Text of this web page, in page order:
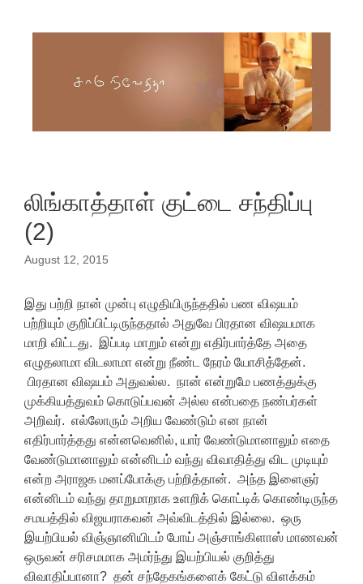
லிங்காத்தாள் குட்டை சந்திப்பு
(2)
August 12, 2015
இது பற்றி நான் முன்பு எழுதியிருந்ததில் பண விஷயம்
பற்றியும் குறிப்பிட்டிருந்ததால் அதுவே பிரதான விஷயமாக
மாறி விட்டது. இப்படி மாறும் என்று எதிர்பார்த்தே அதை
எழுதலாமா விடலாமா என்று நீண்ட நேரம் யோசித்தேன்.
பிரதான விஷயம் அதுவல்ல. நான் என்றுமே பணத்துக்கு
முக்கியத்துவம் கொடுப்பவன் அல்ல என்பதை நண்பர்கள்
அறிவர். எல்லோரும் அறிய வேண்டும் என நான்
எதிர்பார்த்தது என்னவெனில், யார் வேண்டுமானாலும் எதை
வேண்டுமானாலும் என்னிடம் வந்து விவாதித்து விட முடியும்
என்ற அராஜக மனப்போக்கு பற்றித்தான். அந்த இளைஞர்
என்னிடம் வந்து தாறுமாறாக உளறிக் கொட்டிக் கொண்டிருந்த
சமயத்தில் விஜயராகவன் அவ்விடத்தில் இல்லை. ஒரு
இயற்பியல் விஞ்ஞானியிடம் போய் அஞ்சாங்கிளாஸ் மாணவன்
ஒருவன் சரிசமமாக அமர்ந்து இயற்பியல் குறித்து
விவாதிப்பானா? தன் சந்தேகங்களைக் கேட்டு விளக்கம்